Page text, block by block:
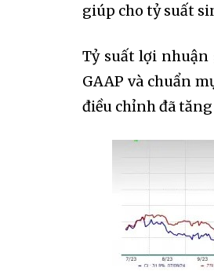
giúp cho tỷ suất
Tỷ suất lợi nhuận
GAAP và chuẩn
điều chỉnh đã